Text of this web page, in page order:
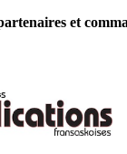
et